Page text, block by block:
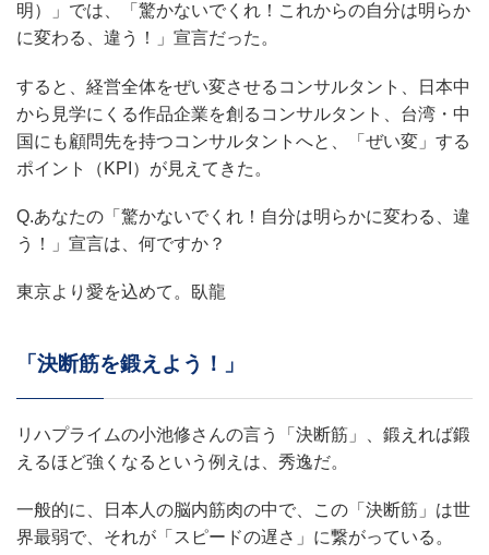
明）」では、「驚かないでくれ！これからの自分は明らか
に変わる、違う！」宣言だった。
すると、経営全体をぜい変させるコンサルタント、日本中
から見学にくる作品企業を創るコンサルタント、台湾・中
国にも顧問先を持つコンサルタントへと、「ぜい変」する
ポイント（KPI）が見えてきた。
Q.あなたの「驚かないでくれ！自分は明らかに変わる、違
う！」宣言は、何ですか？
東京より愛を込めて。臥龍
「決断筋を鍛えよう！」
リハプライムの小池修さんの言う「決断筋」、鍛えれば鍛
えるほど強くなるという例えは、秀逸だ。
一般的に、日本人の脳内筋肉の中で、この「決断筋」は世
界最弱で、それが「スピードの遅さ」に繋がっている。